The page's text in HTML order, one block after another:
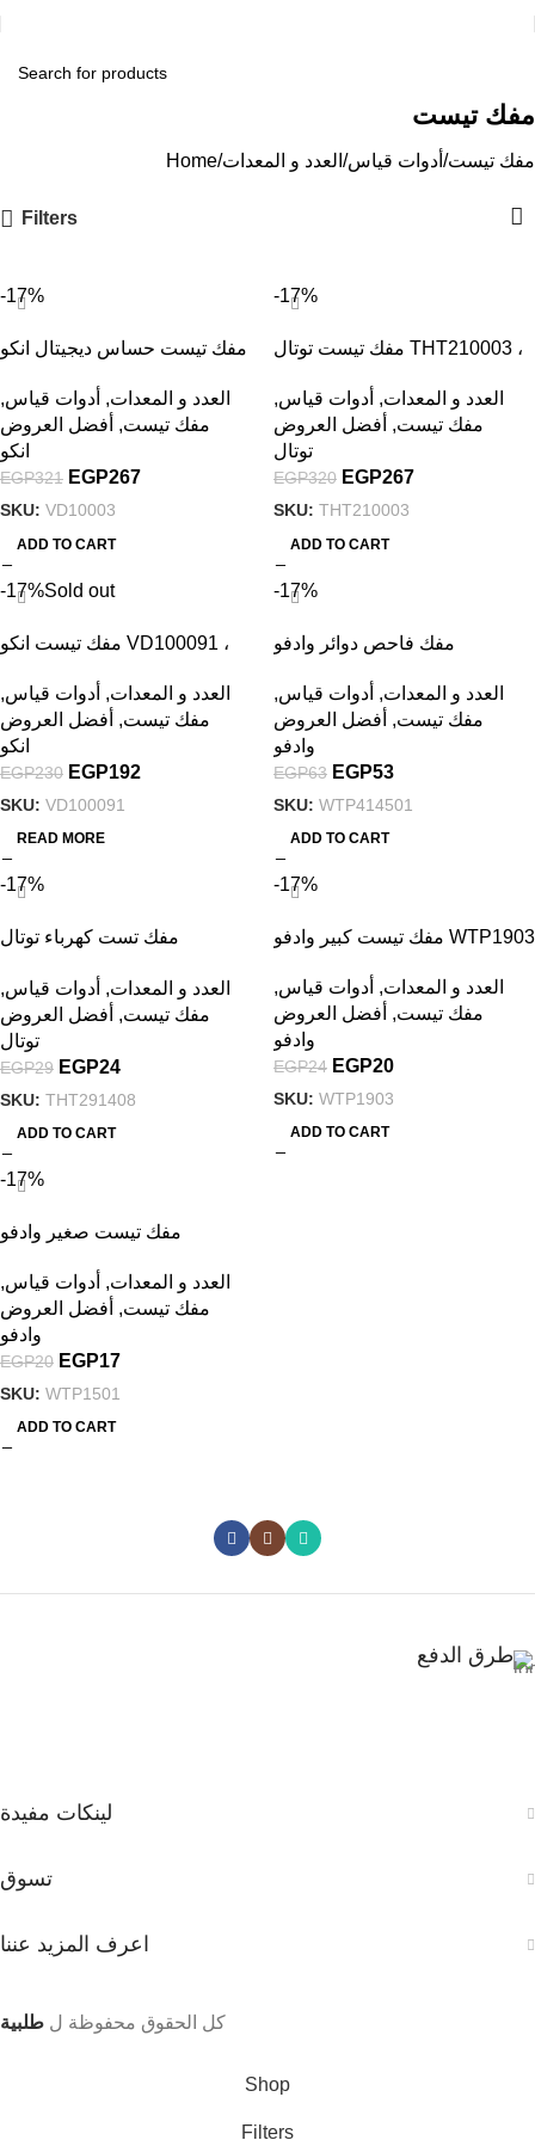
مفك تيست
Home العدد و المعدات أدوات قياس مفك تيست
Filters
-17%
مفك تيست حساس ديجيتال انكو
العدد و المعدات, أدوات قياس,
مفك تيست, أفضل العروض
انكو
EGP321 EGP267
SKU: VD10003
ADD TO CART
-17%
مفك تيست توتال THT210003 ،
العدد و المعدات, أدوات قياس,
مفك تيست, أفضل العروض
توتال
EGP320 EGP267
SKU: THT210003
ADD TO CART
-17%Sold out
مفك تيست انكو VD100091 ،
العدد و المعدات, أدوات قياس,
مفك تيست, أفضل العروض
انكو
EGP230 EGP192
SKU: VD100091
READ MORE
-17%
مفك فاحص دوائر وادفو
العدد و المعدات, أدوات قياس,
مفك تيست, أفضل العروض
وادفو
EGP63 EGP53
SKU: WTP414501
ADD TO CART
-17%
مفك تست كهرباء توتال
العدد و المعدات, أدوات قياس,
مفك تيست, أفضل العروض
توتال
EGP29 EGP24
SKU: THT291408
ADD TO CART
-17%
مفك تيست كبير وادفو WTP1903
العدد و المعدات, أدوات قياس,
مفك تيست, أفضل العروض
وادفو
EGP24 EGP20
SKU: WTP1903
ADD TO CART
-17%
مفك تيست صغير وادفو
العدد و المعدات, أدوات قياس,
مفك تيست, أفضل العروض
وادفو
EGP20 EGP17
SKU: WTP1501
ADD TO CART
طرق الدفع
لينكات مفيدة
تسوق
اعرف المزيد عننا
كل الحقوق محفوظة ل طلبية
Shop
Filters